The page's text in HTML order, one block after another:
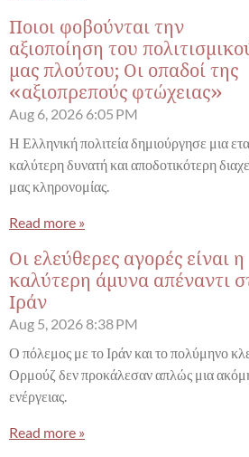
Ποιοι φοβούνται την
αξιοποίηση του
μας πλούτου; Οι οπαδοί της
«αξιοπρεπούς φτώχειας»
Aug 6, 2026 6:05 PM
Η Ελληνική πολιτεία δημιούργησε μια
καλύτερη δυνατή και αποδοτικότερη
μας κληρονομίας.
Read more »
Οι ελεύθερες αγορές είναι η
καλύτερη άμυνα απέναντι
Ιράν
Aug 5, 2026 8:38 PM
Ο πόλεμος με το Ιράν και το πολύμηνο
Ορμούζ δεν προκάλεσαν απλώς μια
ενέργειας.
Read more »